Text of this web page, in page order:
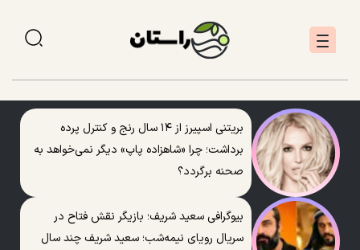
بریتنی اسپیرز از ۱۴ سال رنج و کنترل پرده
برداشت؛ چرا «شاهزاده پاپ» دیگر نمی‌خواهد به
صحنه برگردد؟
بیوگرافی سعید شریف؛ بازیگر نقش فتاح در
سریال رویای نیمه‌شب؛ سعید شریف چند سال